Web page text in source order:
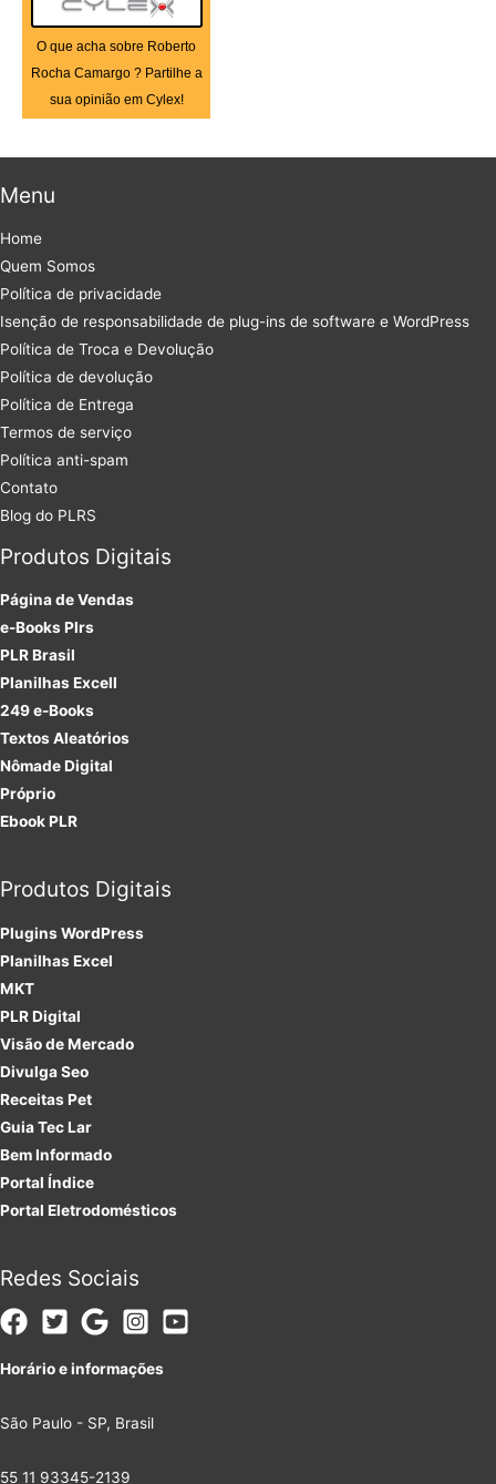
O que acha sobre Roberto
Rocha Camargo ? Partilhe a
sua opinião em Cylex!
Menu
Home
Quem Somos
Política de privacidade
Isenção de responsabilidade de plug-ins de software e WordPress
Política de Troca e Devolução
Política de devolução
Política de Entrega
Termos de serviço
Política anti-spam
Contato
Blog do PLRS
Produtos Digitais
Página de Vendas
e-Books Plrs
PLR Brasil
Planilhas Excell
249 e-Books
Textos Aleatórios
Nômade Digital
Próprio
Ebook PLR
Produtos Digitais
PluginsWordPress
Planilhas Excel
MKT
PLRDigital
Visão de Mercado
Divulga Seo
Receitas Pet
Guia Tec Lar
Bem Informado
Portal Índice
Portal Eletrodomésticos
Redes Sociais
Horário e informações
São Paulo - SP, Brasil
55 11 93345-2139